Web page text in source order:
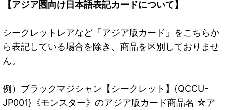
【アジア圏向け日本語表記カードについて】
シークレットレアなど「アジア版カード」をこちらか
ら表記している場合を除き、商品を区別しておりませ
ん。
例）ブラックマジシャン【シークレット】{QCCU-
JP001}《モンスター》のアジア版カード商品名 ☆ア